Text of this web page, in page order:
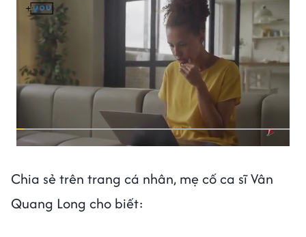
Chia sẻ trên trang cá nhân, mẹ cố ca sĩ Vân
Quang Long cho biết: